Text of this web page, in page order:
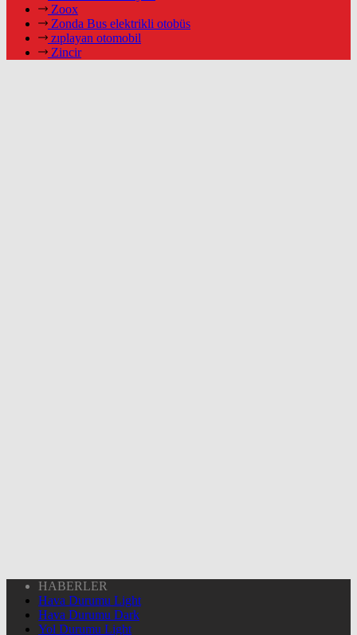
Zoox
Zonda Bus elektrikli otobüs
zıplayan otomobil
Zincir
HABERLER
Hava Durumu Light
Hava Durumu Dark
Yol Durumu Light